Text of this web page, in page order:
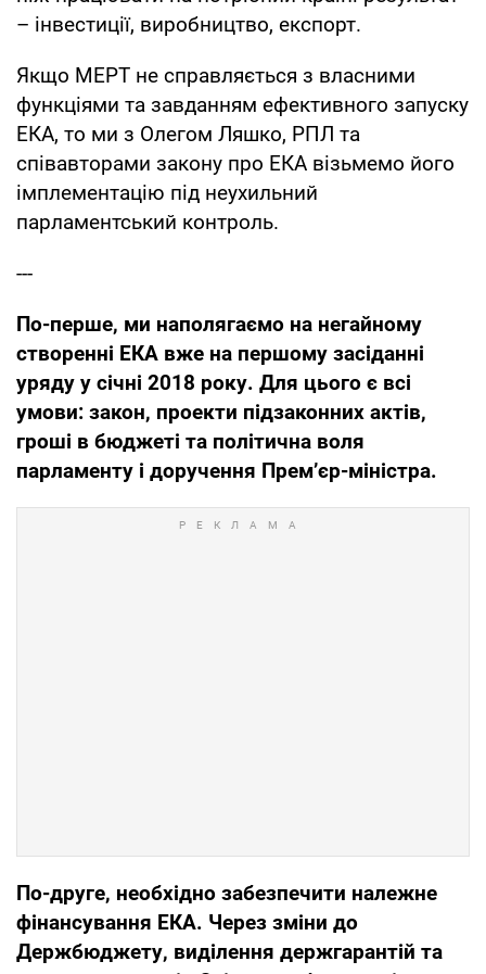
– інвестиції, виробництво, експорт.
Якщо МЕРТ не справляється з власними
функціями та завданням ефективного запуску
ЕКА, то ми з Олегом Ляшко, РПЛ та
співавторами закону про ЕКА візьмемо його
імплементацію під неухильний
парламентський контроль.
---
По-перше, ми наполягаємо на негайному
створенні ЕКА вже на першому засіданні
уряду у січні 2018 року. Для цього є всі
умови: закон, проекти підзаконних актів,
гроші в бюджеті та політична воля
парламенту і доручення Прем’єр-міністра.
По-друге, необхідно забезпечити належне
фінансування ЕКА. Через зміни до
Держбюджету, виділення держгарантій та